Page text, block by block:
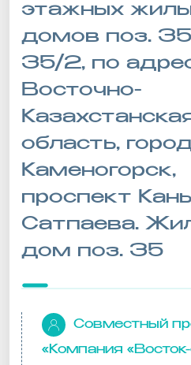
этажных
домов поз.
35/2, по
Восточно-
область,
Каменогорск,
проспект
Сатпаева.
дом поз. 35
Совместный
«Компания